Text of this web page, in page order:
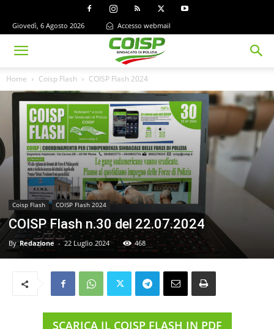
Giovedì, 6 Agosto 2026 Accesso webmail
Home Coisp Flash COISP Flash 2024
Coisp Flash COISP Flash 2024
COISP Flash n.30 del 22.07.2024
By Redazione - 22 Luglio 2024 468
SCARICA IL COISP FLASH IN PDF